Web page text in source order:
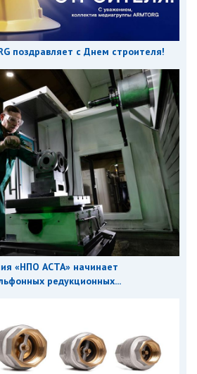
поздравляет с Днем строителя!
«НПО АСТА» начинает
редукционных...